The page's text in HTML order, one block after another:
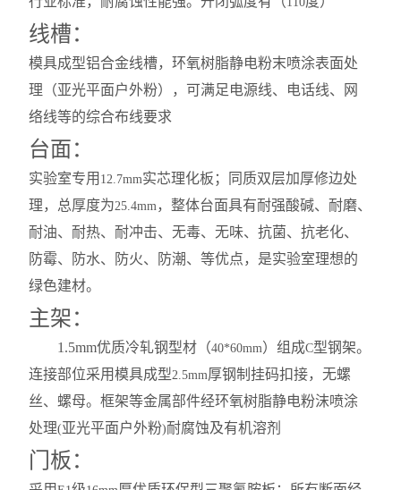
线槽：
模具成型铝合金线槽，环氧树脂静电粉末喷涂表面处
理（亚光平面户外粉），可满足电源线、电话线、网
络线等的综合布线要求
台面：
实验室专用 12.7mm实芯理化板；同质双层加厚修边处
理，总厚度为25.4mm，整体台面具有耐强酸碱、耐磨、
耐油、耐热、耐冲击、无毒、无味、抗菌、抗老化、
防霉、防水、防火、防潮、等优点，是实验室理想的
绿色建材。
主架：
1.5mm优质冷轧钢型材（40*60mm）组成C型钢架。
连接部位采用模具成型2.5mm厚钢制挂码扣接，无螺
丝、螺母。框架等金属部件经环氧树脂静电粉沫喷涂
处理(亚光平面户外粉)耐腐蚀及有机溶剂
门板：